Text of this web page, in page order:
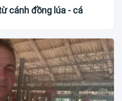
cánh đồng lúa - cá